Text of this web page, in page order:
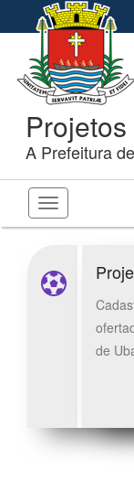
A Prefeitura
Toggle
navigation
de